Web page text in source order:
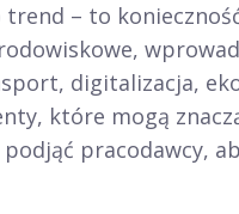
– to
digitalizacja,
które mogą
pracodawcy,